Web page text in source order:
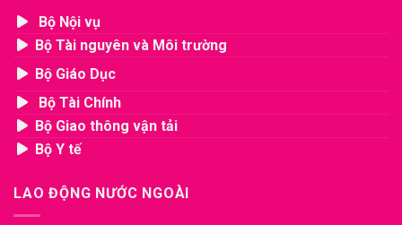
Bộ Nội vụ
Bộ Tài nguyên và Môi trường
Bộ Giáo Dục
Bộ Tài Chính
Bộ Giao thông vận tải
Bộ Y tế
LAO ĐỘNG NƯỚC NGOÀI